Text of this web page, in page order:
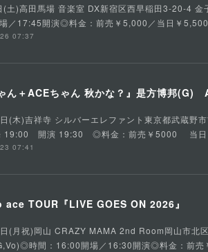
土)高田馬場 音楽室 DX新宿区西早稲田3-20-4
／17:45開演◎料金：前売￥5,000／当日￥
07:37
ゃん＋ACEちゃん 秋かな？』是方博邦
(木)吉祥寺 シルバーエレファント東京都武蔵
19:00 開演 19:30 ◎料金：前売￥5000 当日￥
07:41
TOUR『LIVE GOES ON 2026』
(月祝)岡山 CRAZY MAMA 2nd Room岡山市
時間：16:00開場／16:30開演◎料金：前売